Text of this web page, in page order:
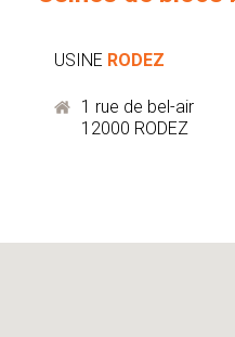
USINE RODEZ
1 rue de bel-air
12000 RODEZ